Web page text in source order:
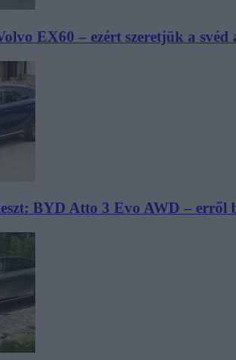
EX60 – ezért szeretjük a svéd
BYD Atto 3 Evo AWD – erről